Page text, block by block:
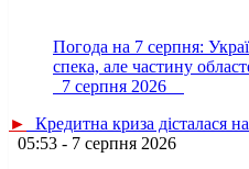
Погода на 7 серпня:
спека, але частину
7 серпня 2026
►
Кредитна криза дісталася
05:53 - 7 серпня 2026